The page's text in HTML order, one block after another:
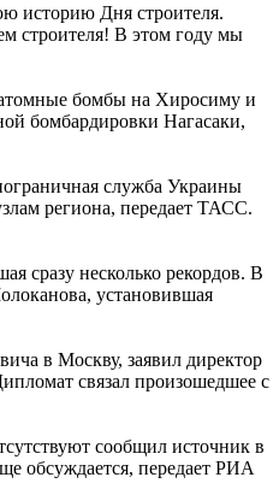
историю Дня строителя.
строителя! В этом году мы
атомные бомбы на Хиросиму и
бомбардировки Нагасаки,
служба Украины
региона, передает ТАСС.
сразу несколько рекордов. В
установившая
в Москву, заявил директор
связал произошедшее с
сообщил источник в
обсуждается, передает РИА